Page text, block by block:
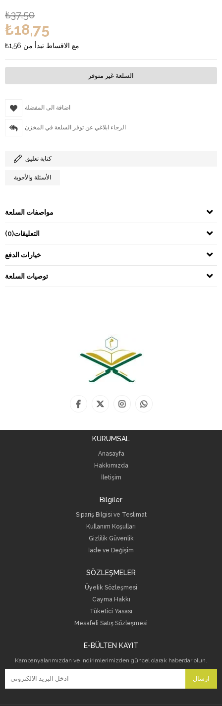
₺37,50
₺18,75
₺1,56 مع الاقساط تبدأ من
السلعة غير متوفر
اضافة الى المفضلة
الرجاء ابلاغي عن توفر السلعة في المخزن
كتابة تعليق
الأسئلة والأجوبة
مواصفات السلعة
التعليقات(0)
خيارات الدفع
توصيات السلعة
KURUMSAL
Anasayfa
Hakkımızda
İletişim
Bilgiler
Sipariş Bilgisi ve Teslimat
Kullanım Koşulları
Gizlilik Güvenlik
İade ve Değişim
SÖZLEŞMELER
Üyelik Sözleşmesi
Cayma Hakkı
Tüketici Yasası
Mesafeli Satış Sözleşmesi
E-BÜLTEN KAYIT
Kampanyalarımızdan ve indirimlerimizden güncel olarak haberdar olun.
ارسال